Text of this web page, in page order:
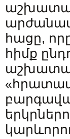
հացը,
հիմք
«հրատապ